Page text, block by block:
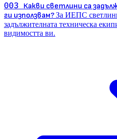
003 Какви светлини са
ги използвам?За ИЕПС
задължителната техническа
видимостта ви.